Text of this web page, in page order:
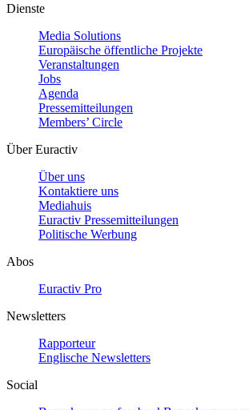
Dienste
Media Solutions
Europäische öffentliche Projekte
Veranstaltungen
Jobs
Agenda
Pressemitteilungen
Members’ Circle
Über Euractiv
Über uns
Kontaktiere uns
Mediahuis
Euractiv Pressemitteilungen
Politische Werbung
Abos
Euractiv Pro
Newsletters
Rapporteur
Englische Newsletters
Social